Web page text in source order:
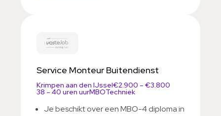
Service Monteur Buitendienst
Krimpen aan den IJssel€2.900 – €3.800
38 – 40 uren uurMBOTechniek
Je beschikt over een MBO-4 diploma in